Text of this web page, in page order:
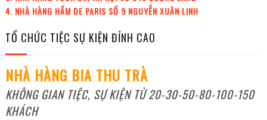
4. NHÀ HÀNG HẦM DE PARIS SỐ 9 NGUYỄN XUÂN LINH
TỔ CHỨC TIỆC SỰ KIỆN ĐỈNH CAO
NHÀ HÀNG BIA THU TRÀ
KHÔNG GIAN TIỆC, SỰ KIỆN TỪ 20-30-50-80-100-150
KHÁCH